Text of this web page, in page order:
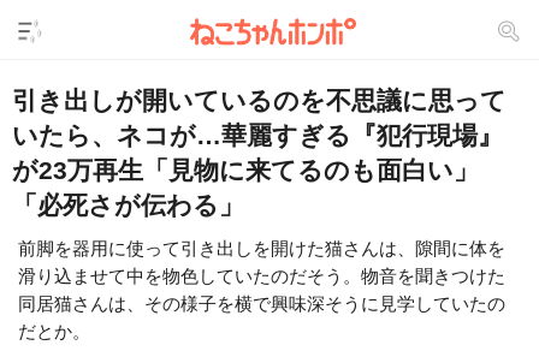
引き出しが開いているのを不思議に思って
いたら、ネコが…華麗すぎる『犯行現場』
が23万再生「見物に来てるのも面白い」
「必死さが伝わる」
U
n
m
u
/
L
o
a
前脚を器用に使って引き出しを開けた猫さんは、隙間に体を
滑り込ませて中を物色していたのだそう。物音を聞きつけた
同居猫さんは、その様子を横で興味深そうに見学していたの
だとか。